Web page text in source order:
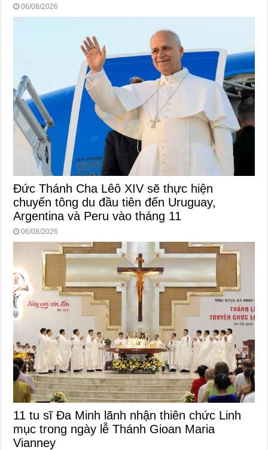
06/08/2026
Đức Thánh Cha Lêô XIV sẽ thực hiện
chuyến tông du đầu tiên đến Uruguay,
Argentina và Peru vào tháng 11
06/08/2026
11 tu sĩ Đa Minh lãnh nhận thiên chức Linh
mục trong ngày lễ Thánh Gioan Maria
Vianney